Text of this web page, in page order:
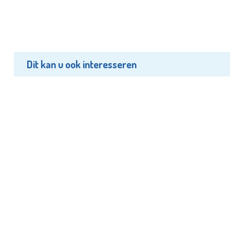
Dit kan u ook interesseren